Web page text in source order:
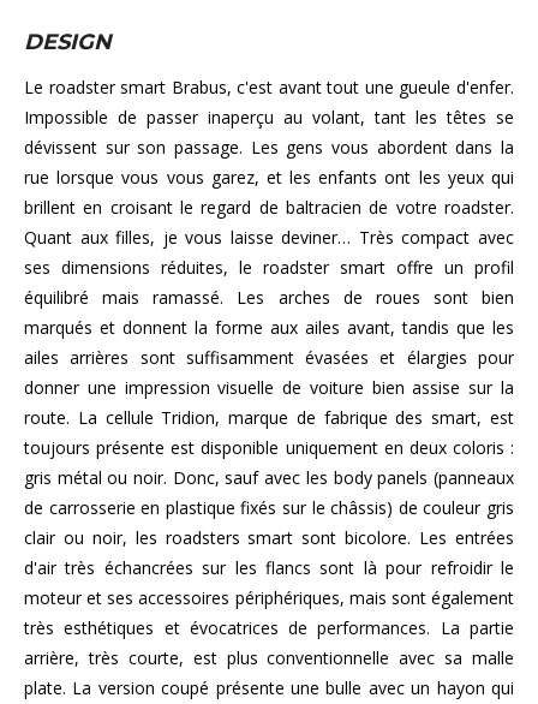
DESIGN
Le roadster smart Brabus, c'est avant tout une gueule d'enfer.
Impossible de passer inaperçu au volant, tant les têtes se
dévissent sur son passage. Les gens vous abordent dans la
rue lorsque vous vous garez, et les enfants ont les yeux qui
brillent en croisant le regard de baltracien de votre roadster.
Quant aux filles, je vous laisse deviner… Très compact avec
ses dimensions réduites, le roadster smart offre un profil
équilibré mais ramassé. Les arches de roues sont bien
marqués et donnent la forme aux ailes avant, tandis que les
ailes arrières sont suffisamment évasées et élargies pour
donner une impression visuelle de voiture bien assise sur la
route. La cellule Tridion, marque de fabrique des smart, est
toujours présente est disponible uniquement en deux coloris :
gris métal ou noir. Donc, sauf avec les body panels (panneaux
de carrosserie en plastique fixés sur le châssis) de couleur gris
clair ou noir, les roadsters smart sont bicolore. Les entrées
d'air très échancrées sur les flancs sont là pour refroidir le
moteur et ses accessoires périphériques, mais sont également
très esthétiques et évocatrices de performances. La partie
arrière, très courte, est plus conventionnelle avec sa malle
plate. La version coupé présente une bulle avec un hayon qui